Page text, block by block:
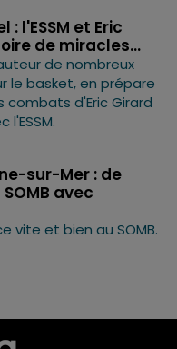
: l'ESSM et Eric
de miracles...
de nombreux
le basket, en prépare
combats d'Eric Girard
sur-Mer : de
avec
vite et bien au SOMB.